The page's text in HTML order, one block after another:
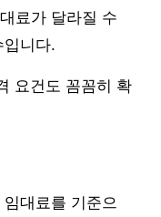
료가 달라질 수
입니다.
요건도 꼼꼼히 확
대료를 기준으